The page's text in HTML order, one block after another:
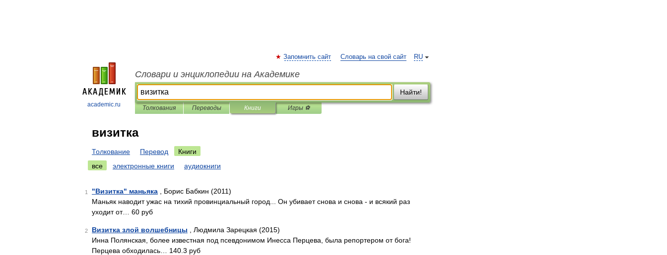
academic.ru
RU
Запомнить сайт Словарь на свой сайт
Словари и энциклопедии на Академике
Найти!
Толкования Переводы Книги Игры ⚽
визитка
Толкование Перевод
Книги
все
электронные книги аудиокниги
1 "Визитка" маньяка , Борис Бабкин (2011)
Маньяк наводит ужас на тихий провинциальный город... Он убивает снова и снова - и всякий раз
уходит от… 60 руб
2 Визитка злой волшебницы , Людмила Зарецкая (2015)
Инна Полянская, более известная под псевдонимом Инесса Перцева, была репортером от бога!
Перцева обходилась… 140.3 руб